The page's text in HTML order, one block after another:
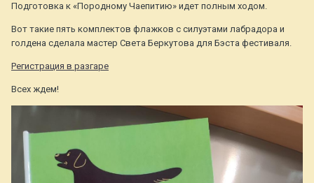
Подготовка к «Породному Чаепитию» идет полным ходом.
Вот такие пять комплектов флажков с силуэтами лабрадора и
голдена сделала мастер Света Беркутова для Бэста фестиваля.
Регистрация в разгаре
Всех ждем!